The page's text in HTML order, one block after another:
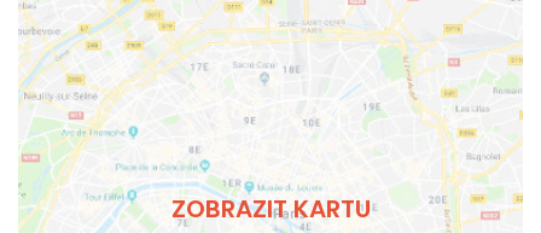
ZOBRAZIT KARTU